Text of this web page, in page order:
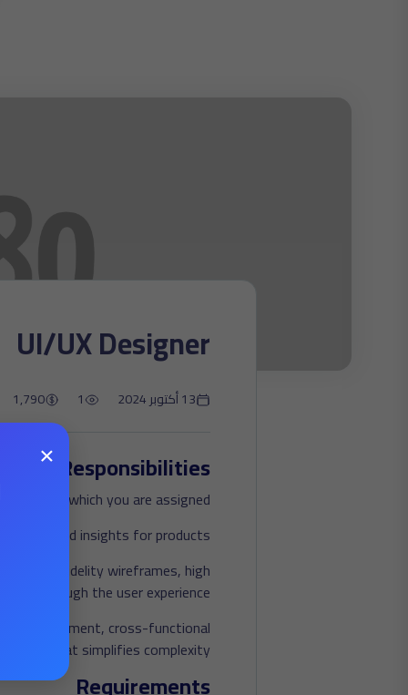
×
UI/UX Designer
13 أكتوبر 2024 1
1,790
Responsibilities
area to which you are assigned.
impact and insights for products.
low fidelity wireframes, high
through the user experience.
department, cross-functional
that simplifies complexity.
Requirements